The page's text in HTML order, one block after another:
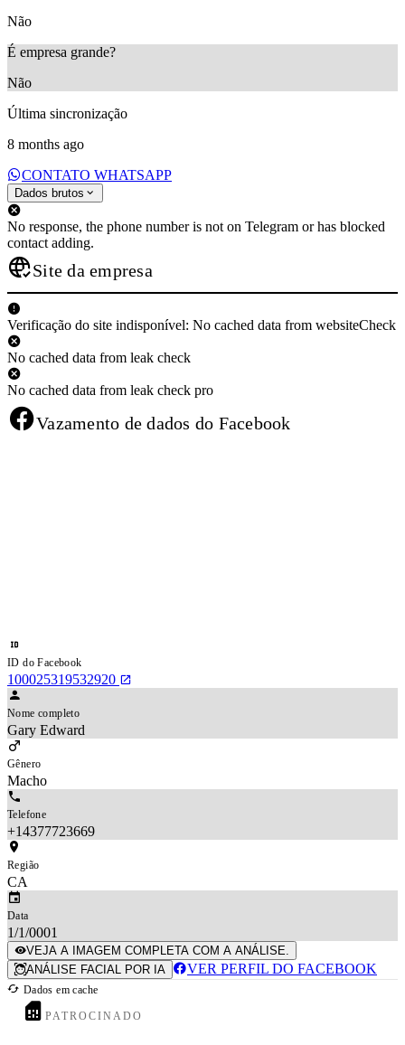
Não
É empresa grande?
Não
Última sincronização
8 months ago
CONTATO WHATSAPP
Dados brutos
No response, the phone number is not on Telegram or has blocked
contact adding.
Site da empresa
Verificação do site indisponível: No cached data from websiteCheck
No cached data from leak check
No cached data from leak check pro
Vazamento de dados do Facebook
ID do Facebook
100025319532920
Nome completo
Gary Edward
Gênero
Macho
Telefone
+14377723669
Região
CA
Data
1/1/0001
VEJA A IMAGEM COMPLETA COM A ANÁLISE.
ANÁLISE FACIAL POR IA
VER PERFIL DO FACEBOOK
Dados em cache
PATROCINADO